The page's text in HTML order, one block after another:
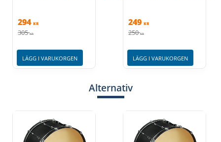
294 KR
305 KR
LÄGG I VARUKORGEN
249 KR
250 KR
LÄGG I VARUKORGEN
Alternativ